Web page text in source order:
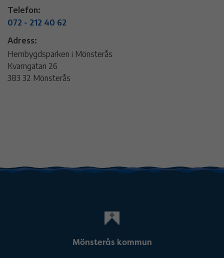
Telefon:
072 - 212 40 62
Adress:
Hembygdsparken i Mönsterås
Kvarngatan 26
383 32 Mönsterås
Mönsterås kommun